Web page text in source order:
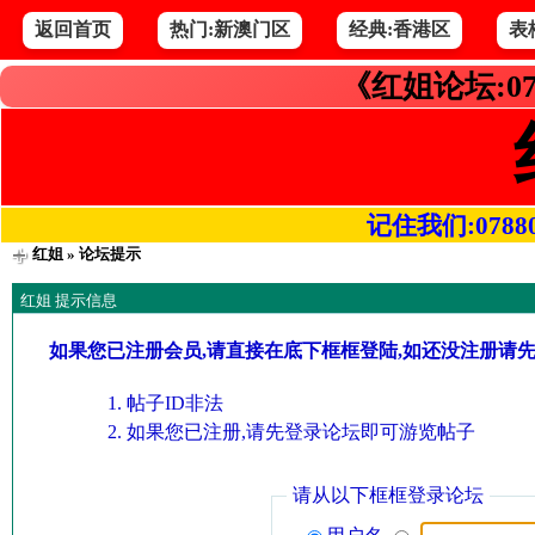
返回首页 热门:新澳门区 经典:香港区 表
《红姐论坛
记住我们
红姐» 论坛提示
红姐 提示信息
如果您已注册会员,请直接在底下框框登陆,如还没注册请
帖子ID非法
如果您已注册,请先登录论坛即可游览帖子
请从以下框框登录论坛